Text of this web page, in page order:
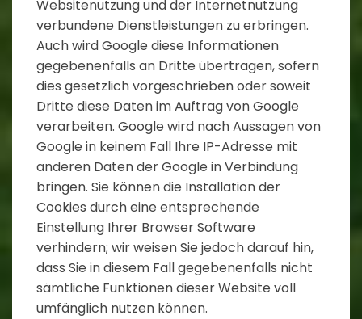
Websitenutzung und der Internetnutzung
verbundene Dienstleistungen zu erbringen.
Auch wird Google diese Informationen
gegebenenfalls an Dritte übertragen, sofern
dies gesetzlich vorgeschrieben oder soweit
Dritte diese Daten im Auftrag von Google
verarbeiten. Google wird nach Aussagen von
Google in keinem Fall Ihre IP-Adresse mit
anderen Daten der Google in Verbindung
bringen. Sie können die Installation der
Cookies durch eine entsprechende
Einstellung Ihrer Browser Software
verhindern; wir weisen Sie jedoch darauf hin,
dass Sie in diesem Fall gegebenenfalls nicht
sämtliche Funktionen dieser Website voll
umfänglich nutzen können.